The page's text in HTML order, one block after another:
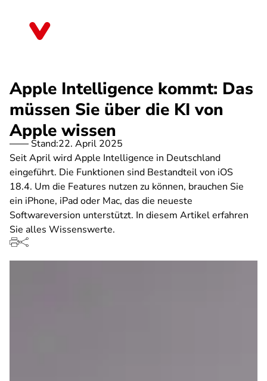
Apple Intelligence kommt: Das
müssen Sie über die KI von
Apple wissen
Stand:22. April 2025
Seit April wird Apple Intelligence in Deutschland
eingeführt. Die Funktionen sind Bestandteil von iOS
18.4. Um die Features nutzen zu können, brauchen Sie
ein iPhone, iPad oder Mac, das die neueste
Softwareversion unterstützt. In diesem Artikel erfahren
Sie alles Wissenswerte.